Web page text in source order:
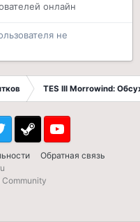
онлайн
не
TES III Morrowind:
Обратная связь
Steam Youtube